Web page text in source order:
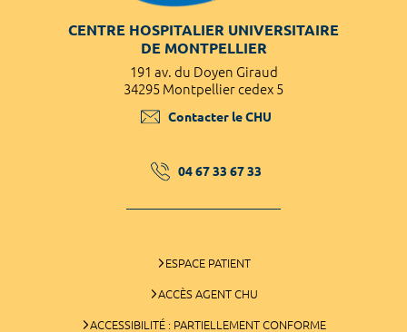
CENTRE HOSPITALIER UNIVERSITAIRE
DE MONTPELLIER
191 av. du Doyen Giraud
34295 Montpellier cedex 5
Contacter le CHU
04 67 33 67 33
ESPACE PATIENT
ACCÈS AGENT CHU
ACCESSIBILITÉ : PARTIELLEMENT CONFORME